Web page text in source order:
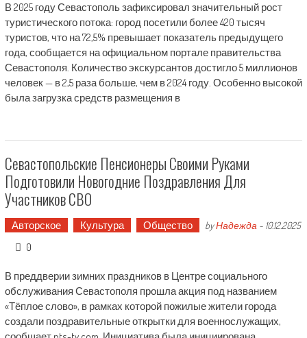
В 2025 году Севастополь зафиксировал значительный рост
туристического потока: город посетили более 420 тысяч
туристов, что на 72,5% превышает показатель предыдущего
года, сообщается на официальном портале правительства
Севастополя. Количество экскурсантов достигло 5 миллионов
человек — в 2,5 раза больше, чем в 2024 году. Особенно высокой
была загрузка средств размещения в
Севастопольские Пенсионеры Своими Руками
Подготовили Новогодние Поздравления Для
Участников СВО
Авторское Культура Общество byНадежда - 10.12.2025
0
В преддверии зимних праздников в Центре социального
обслуживания Севастополя прошла акция под названием
«Тёплое слово», в рамках которой пожилые жители города
создали поздравительные открытки для военнослужащих,